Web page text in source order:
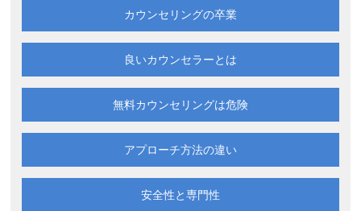
カウンセリングの卒業
良いカウンセラーとは
無料カウンセリングは危険
アプローチ方法の違い
安全性と専門性